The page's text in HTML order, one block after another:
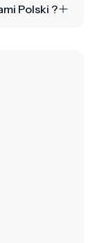
Polski ?